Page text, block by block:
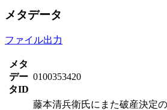
メタデータ
ファイル出力
メタ
デー
タID
0100353420
藤本清兵衛氏にまた破産決定